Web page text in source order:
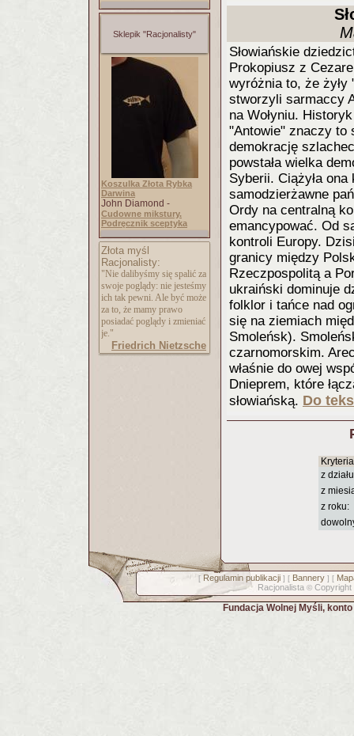
Sklepik "Racjonalisty"
Koszulka Złota Rybka
Darwina
John Diamond -
Cudowne mikstury.
Podręcznik sceptyka
Złota myśl
Racjonalisty:
"Nie dalibyśmy się spalić za
swoje poglądy: nie jesteśmy
ich tak pewni. Ale być może
za to, że mamy prawo
posiadać poglądy i zmieniać
je."
Friedrich Nietzsche
Słowiańskie
Prokopiusz z
wyróżnia to, że
stworzyli sarmaccy
na Wołyniu.
"Antowie" znaczy to
demokrację
powstała wielka
Syberii. Ciążyła
samodzierżawne
Ordy na centralną
emancypować. Od
kontroli Europy.
granicy między
Rzeczpospolitą a
ukraiński dominuje
folklor i tańce nad
się na ziemiach
Smoleńsk).
czarnomorskim.
właśnie do owej
Dnieprem, które
słowiańską. Do
z
z
z roku:
[ Regulamin publikacji] [ Bannery] [
Racjonalista © Copyright
Fundacja Wolnej Myśli,